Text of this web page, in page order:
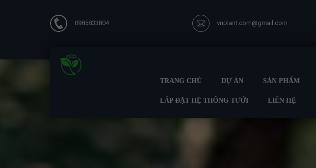
0985833804 vnplant.com@gmail.com
TRANG CHỦ DỰ ÁN SẢN PHẨM
LẮP ĐẶT HỆ THỐNG TƯỚI LIÊN HỆ